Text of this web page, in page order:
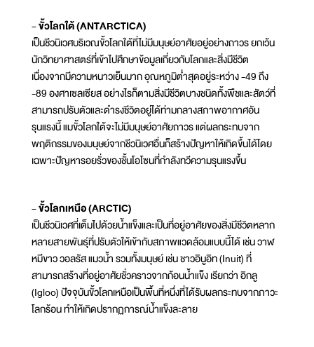
- ขั้วโลกใต้ (ANTARCTICA)
เป็นชีวนิเวศบริเวณขั้วโลกใต้ที่ไม่มีมนุษย์อาศัยอยู่อย่างถาวร ยกเว้น
นักวิทยาศาสตร์ที่เข้าไปศึกษาข้อมูลเกี่ยวกับโลกและสิ่งมีชีวิต
เนื่องจากมีความหนาวเย็นมาก อุณหภูมิต่ำสุดอยู่ระหว่าง -49 ถึง
-89 องศาเซลเซียส อย่างไรก็ตามสิ่งมีชีวิตบางชนิดทั้งพืชและสัตว์ที่
สามารถปรับตัวและดำรงชีวิตอยู่ได้ท่ามกลางสภาพอากาศอัน
รุนแรงนี้ แมขั้วโลกใต้จะไม่มีมนุษย์อาศัยถาวร แต่ผลกระทบจาก
พฤติกรรมของมนุษย์จากชีวนิเวศอื่นก็สร้างปัญหาให้เกิดขึ้นได้โดย
เฉพาะปัญหารอยรั่วของชั้นโอโซนที่กำลังทวีความรุนแรงขึ้น
- ขั้วโลกเหนือ (ARCTIC)
เป็นชีวนิเวศที่เต็มไปด้วยน้ำแข็งและเป็นที่อยู่อาศัยของสิ่งมีชีวิตหลาก
หลายสายพันธุ์ที่ปรับตัวให้เข้ากับสภาพแวดล้อมแบบนี้ได้ เช่น วาฬ
หมีขาว วอลรัส แมวน้ำ รวมทั้งมนุษย์ เช่น ชาวอินูอิท (Inuit) ที่
สามารถสร้างที่อยู่อาศัยชั่วคราวจากก้อนน้ำแข็ง เรียกว่า อิกลู
(Igloo) ปัจจุบันขั้วโลกเหนือเป็นพื้นที่หนึ่งที่ได้รับผลกระทบจากภาวะ
โลกร้อน ทำให้เกิดปรากฏการณ์น้ำแข็งละลาย